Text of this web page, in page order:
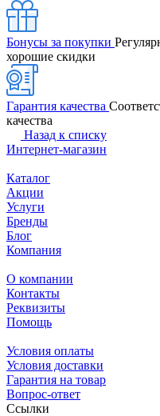
Бонусы за покупки
хорошие скидки
Гарантия качества
качества
Назад к списку
Интернет-магазин
Каталог
Акции
Услуги
Бренды
Блог
Компания
О компании
Контакты
Реквизиты
Помощь
Условия оплаты
Условия доставки
Гарантия на товар
Вопрос-ответ
Ссылки